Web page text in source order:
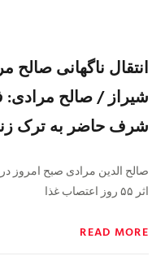
انتقال ناگهانی صالح
شیراز / صالح مرادی:
شرف حاضر به ترک
صالح الدین مرادی صبح امروز
اثر ۵۵ روز اعتصاب غذا
READ MORE